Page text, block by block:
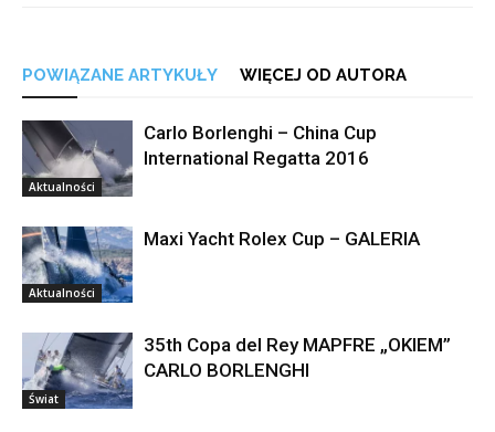
POWIĄZANE ARTYKUŁY WIĘCEJ OD AUTORA
Aktualności
Carlo Borlenghi – China Cup
International Regatta 2016
Aktualności
Maxi Yacht Rolex Cup – GALERIA
Świat
35th Copa del Rey MAPFRE „OKIEM”
CARLO BORLENGHI